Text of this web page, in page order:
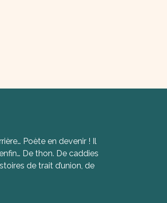
Poète en devenir ! Il
De thon. De caddies
de trait d’union, de